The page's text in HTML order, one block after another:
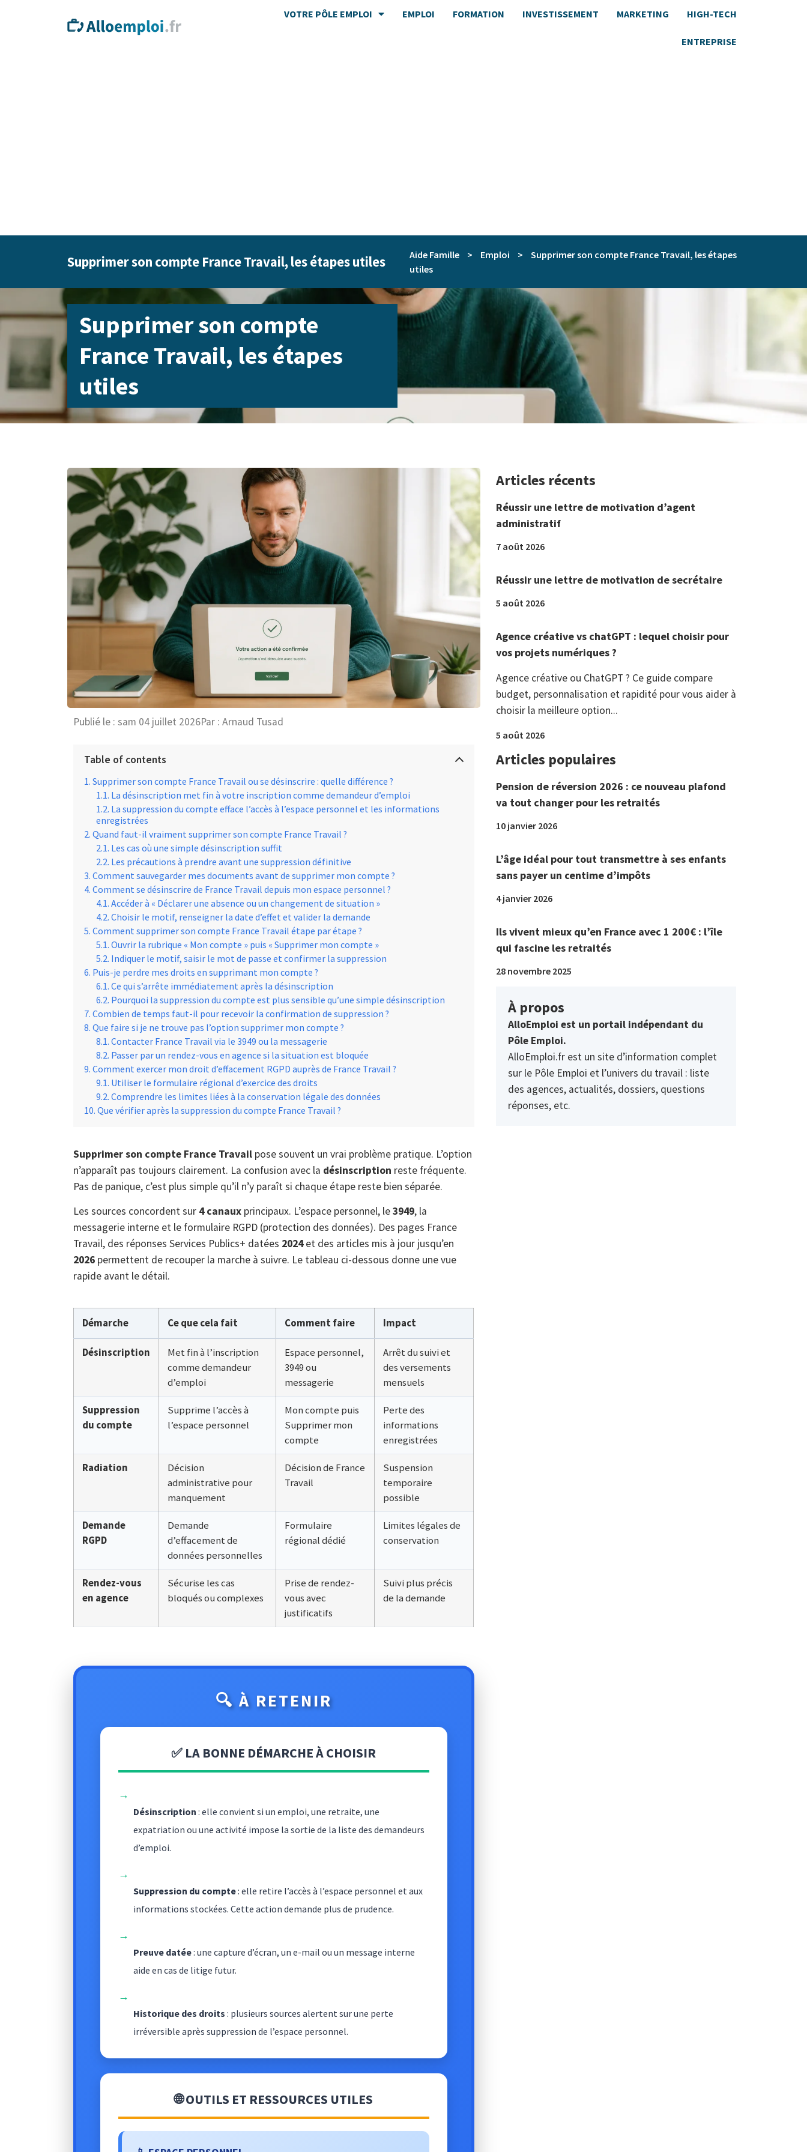
VOTRE PÔLE EMPLOI EMPLOI FORMATION INVESTISSEMENT MARKETING HIGH-TECH
ENTREPRISE
Supprimer son compte France Travail, les étapes utiles Aide Famille > Emploi >
Supprimer son compte France Travail, les étapes
utiles
Supprimer son compte
France Travail, les étapes
utiles
Publié le : sam 04 juillet 2026Par : Arnaud Tusad
Table of contents
Supprimer son compte France Travail ou se désinscrire : quelle différence ?
La désinscription met fin à votre inscription comme demandeur d’emploi
La suppression du compte efface l’accès à l’espace personnel et les informations
enregistrées
Quand faut-il vraiment supprimer son compte France Travail ?
Les cas où une simple désinscription suffit
Les précautions à prendre avant une suppression définitive
Comment sauvegarder mes documents avant de supprimer mon compte ?
Comment se désinscrire de France Travail depuis mon espace personnel ?
Accéder à « Déclarer une absence ou un changement de situation »
Choisir le motif, renseigner la date d’effet et valider la demande
Comment supprimer son compte France Travail étape par étape ?
Ouvrir la rubrique « Mon compte » puis « Supprimer mon compte »
Indiquer le motif, saisir le mot de passe et confirmer la suppression
Puis-je perdre mes droits en supprimant mon compte ?
Ce qui s’arrête immédiatement après la désinscription
Pourquoi la suppression du compte est plus sensible qu’une simple désinscription
Combien de temps faut-il pour recevoir la confirmation de suppression ?
Que faire si je ne trouve pas l’option supprimer mon compte ?
Contacter France Travail via le 3949 ou la messagerie
Passer par un rendez-vous en agence si la situation est bloquée
Comment exercer mon droit d’effacement RGPD auprès de France Travail ?
Utiliser le formulaire régional d’exercice des droits
Comprendre les limites liées à la conservation légale des données
Que vérifier après la suppression du compte France Travail ?
Supprimer son compte France Travail pose souvent un vrai problème pratique. L’option
n’apparaît pas toujours clairement. La confusion avec la désinscription reste fréquente.
Pas de panique, c’est plus simple qu’il n’y paraît si chaque étape reste bien séparée.
Les sources concordent sur 4 canaux principaux. L’espace personnel, le3949, la
messagerie interne et le formulaire RGPD (protection des données). Des pages France
Travail, des réponses Services Publics+ datées 2024et des articles mis à jour jusqu’en
2026 permettent de recouper la marche à suivre. Le tableau ci-dessous donne une vue
rapide avant le détail.
Démarche Ce que cela fait Comment faire Impact
Désinscription
Met fin à l’inscription
comme demandeur
d’emploi
Espace personnel,
3949 ou
messagerie
Arrêt du suivi et
des versements
mensuels
Suppression
du compte
Supprime l’accès à
l’espace personnel
Mon compte puis
Supprimer mon
compte
Perte des
informations
enregistrées
Radiation
Décision
administrative pour
manquement
Décision de France
Travail
Suspension
temporaire
possible
Demande
RGPD
Demande
d’effacement de
données personnelles
Formulaire
régional dédié
Limites légales de
conservation
Rendez-vous
en agence
Sécurise les cas
bloqués ou complexes
Prise de rendez-
vous avec
justificatifs
Suivi plus précis
de la demande
🔍 À RETENIR
✅ LA BONNE DÉMARCHE À CHOISIR
→
Désinscription : elle convient si un emploi, une retraite, une
expatriation ou une activité impose la sortie de la liste des demandeurs
d’emploi.
→
Suppression du compte: elle retire l’accès à l’espace personnel et aux
informations stockées. Cette action demande plus de prudence.
→
Preuve datée: une capture d’écran, un e-mail ou un message interne
aide en cas de litige futur.
→
Historique des droits : plusieurs sources alertent sur une perte
irréversible après suppression de l’espace personnel.
🌐 OUTILS ET RESSOURCES UTILES
Articles récents
Réussir une lettre de motivation d’agent
administratif
7 août 2026
Réussir une lettre de motivation de secrétaire
5 août 2026
Agence créative vs chatGPT : lequel choisir pour
vos projets numériques ?
Agence créative ou ChatGPT ? Ce guide compare
budget, personnalisation et rapidité pour vous aider à
choisir la meilleure option...
5 août 2026
Articles populaires
Pension de réversion 2026 : ce nouveau plafond
va tout changer pour les retraités
10 janvier 2026
L’âge idéal pour tout transmettre à ses enfants
sans payer un centime d’impôts
4 janvier 2026
Ils vivent mieux qu’en France avec 1 200€ : l’île
qui fascine les retraités
28 novembre 2025
À propos
AlloEmploi est un portail indépendant du
Pôle Emploi.
AlloEmploi.fr est un site d’information complet
sur le Pôle Emploi et l’univers du travail : liste
des agences, actualités, dossiers, questions
réponses, etc.